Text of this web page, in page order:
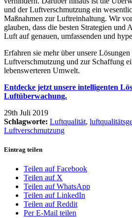
und der Luftverschmutzung ein
Maßnahmen zur Luftreinhaltung. Wir
glauben, dass die besten Strategien und
Luft auf genauen, umfassenden und
Erfahren sie mehr über unsere
Luftverschmutzung und zur Schaffung
lebenswerteren Umwelt.
Entdecke jetzt unsere intelligenten
Luftüberwachung.
29th Juli 2019
Schlagworte: Luftqualität,
Luftverschmutzung
Eintrag teilen
Teilen auf Facebook
Teilen auf X
Teilen auf WhatsApp
Teilen auf LinkedIn
Teilen auf Reddit
Per E-Mail teilen